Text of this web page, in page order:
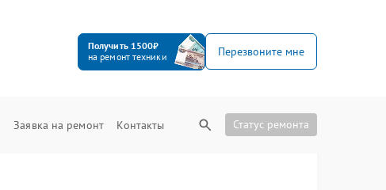
Получить 1500₽
на ремонт техники
Перезвоните мне
Заявка на ремонт Контакты Статус ремонта